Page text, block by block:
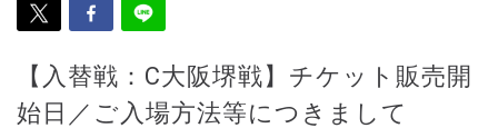
【入替戦：C大阪堺戦】チケット販売開
始日／ご入場方法等につきまして